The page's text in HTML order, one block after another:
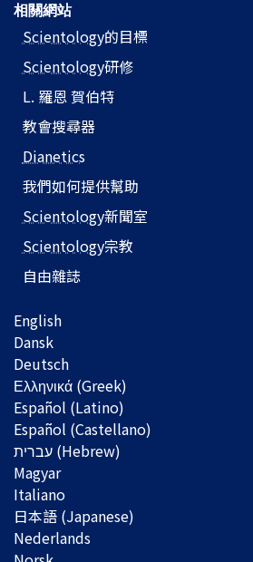
相關網站
Scientology的目標
Scientology研修
L. 羅恩 賀伯特
教會搜尋器
Dianetics
我們如何提供幫助
Scientology新聞室
Scientology宗教
自由雜誌
English
Dansk
Deutsch
Ελληνικά (Greek)
Español (Latino)
Español (Castellano)
Magyar
Italiano
日本語 (Japanese)
Nederlands